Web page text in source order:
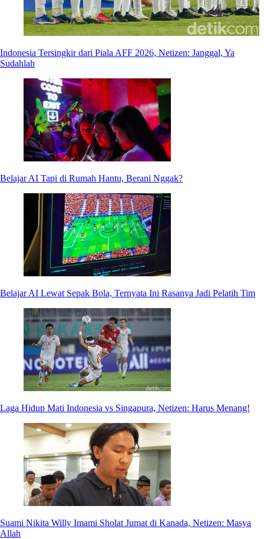
Indonesia Tersingkir dari Piala AFF 2026, Netizen: Janggal, Ya
Sudahlah
Belajar AI Tapi di Rumah Hantu, Berani Nggak?
Belajar AI Lewat Sepak Bola, Ternyata Ini Rasanya Jadi Pelatih Tim
Laga Hidup Mati Indonesia vs Singapura, Netizen: Harus Menang!
Suami Nikita Willy Imami Sholat Jumat di Kanada, Netizen: Masya
Allah